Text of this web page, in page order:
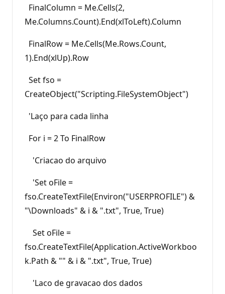
FinalColumn = Me.Cells(2,
Me.Columns.Count).End(xlToLeft).Column
FinalRow = Me.Cells(Me.Rows.Count,
1).End(xlUp).Row
Set fso =
CreateObject("Scripting.FileSystemObject")
'Laço para cada linha
For i = 2 To FinalRow
'Criacao do arquivo
'Set oFile =
fso.CreateTextFile(Environ("USERPROFILE") &
"\Downloads" & i & ".txt", True, True)
Set oFile =
fso.CreateTextFile(Application.ActiveWorkboo
k.Path & "" & i & ".txt", True, True)
'Laco de gravacao dos dados